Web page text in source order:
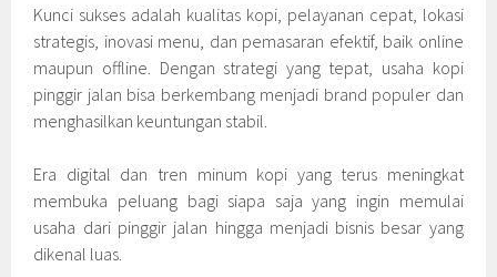
Kunci sukses adalah kualitas kopi, pelayanan cepat, lokasi
strategis, inovasi menu, dan pemasaran efektif, baik online
maupun offline. Dengan strategi yang tepat, usaha kopi
pinggir jalan bisa berkembang menjadi brand populer dan
menghasilkan keuntungan stabil.
Era digital dan tren minum kopi yang terus meningkat
membuka peluang bagi siapa saja yang ingin memulai
usaha dari pinggir jalan hingga menjadi bisnis besar yang
dikenal luas.